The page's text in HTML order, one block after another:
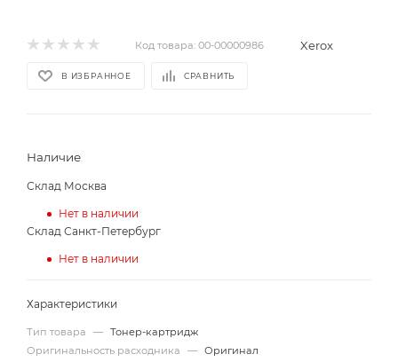
Код товара: 00-00000986 Xerox
В ИЗБРАННОЕ СРАВНИТЬ
Наличие
Склад Москва
Нет в наличии
Склад Санкт-Петербург
Нет в наличии
Характеристики
Тип товара — Тонер-картридж
Оригинальность расходника
— Оригинал